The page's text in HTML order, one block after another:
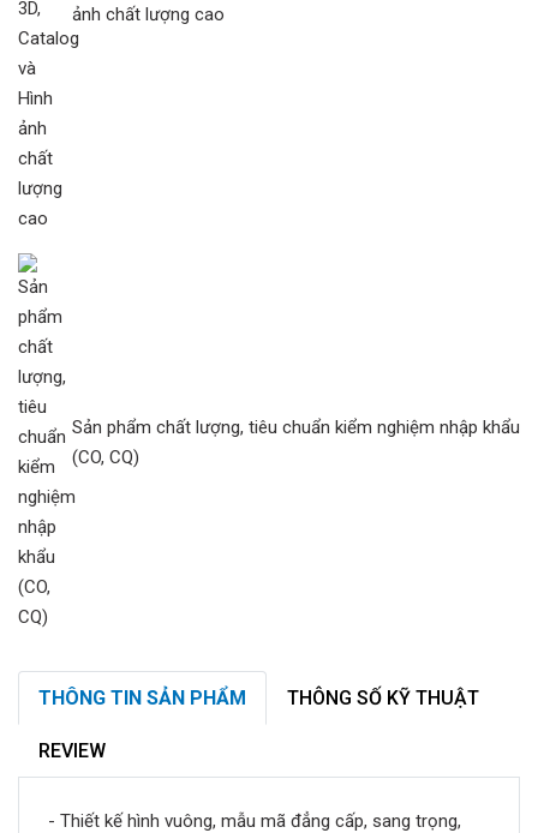
ảnh chất lượng cao
Sản phẩm chất lượng, tiêu chuẩn kiểm nghiệm nhập khẩu
(CO, CQ)
THÔNG TIN SẢN PHẨM THÔNG SỐ KỸ THUẬT
REVIEW
- Thiết kế hình vuông, mẫu mã đẳng cấp, sang trọng,